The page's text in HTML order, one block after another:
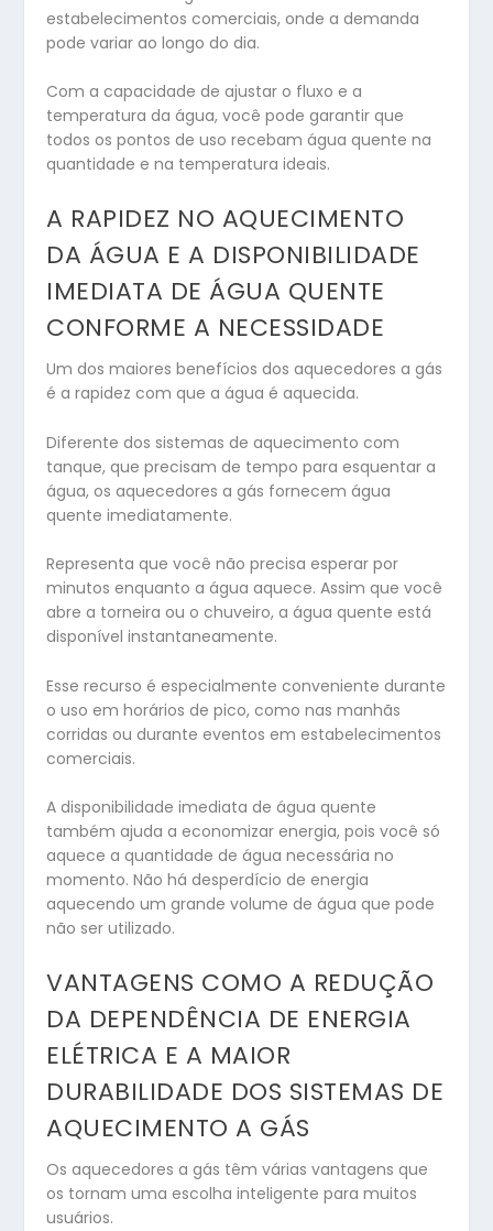
estabelecimentos comerciais, onde a demanda
pode variar ao longo do dia.
Com a capacidade de ajustar o fluxo e a
temperatura da água, você pode garantir que
todos os pontos de uso recebam água quente na
quantidade e na temperatura ideais.
A RAPIDEZ NO AQUECIMENTO
DA ÁGUA E A DISPONIBILIDADE
IMEDIATA DE ÁGUA QUENTE
CONFORME A NECESSIDADE
Um dos maiores benefícios dos aquecedores a gás
é a rapidez com que a água é aquecida.
Diferente dos sistemas de aquecimento com
tanque, que precisam de tempo para esquentar a
água, os aquecedores a gás fornecem água
quente imediatamente.
Representa que você não precisa esperar por
minutos enquanto a água aquece. Assim que você
abre a torneira ou o chuveiro, a água quente está
disponível instantaneamente.
Esse recurso é especialmente conveniente durante
o uso em horários de pico, como nas manhãs
corridas ou durante eventos em estabelecimentos
comerciais.
A disponibilidade imediata de água quente
também ajuda a economizar energia, pois você só
aquece a quantidade de água necessária no
momento. Não há desperdício de energia
aquecendo um grande volume de água que pode
não ser utilizado.
VANTAGENS COMO A REDUÇÃO
DA DEPENDÊNCIA DE ENERGIA
ELÉTRICA E A MAIOR
DURABILIDADE DOS SISTEMAS DE
AQUECIMENTO A GÁS
Os aquecedores a gás têm várias vantagens que
os tornam uma escolha inteligente para muitos
usuários.